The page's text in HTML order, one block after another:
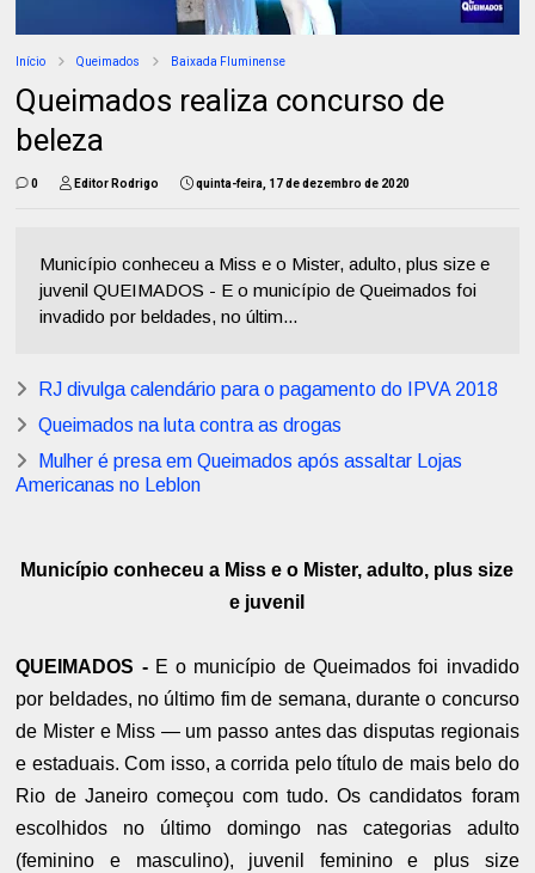
Início Queimados Baixada Fluminense
Queimados realiza concurso de
beleza
0 Editor Rodrigo quinta-feira, 17 de dezembro de 2020
Município conheceu a Miss e o Mister, adulto, plus size e
juvenil QUEIMADOS - E o município de Queimados foi
invadido por beldades, no últim...
RJ divulga calendário para o pagamento do IPVA 2018
Queimados na luta contra as drogas
Mulher é presa em Queimados após assaltar Lojas
Americanas no Leblon
Município conheceu a Miss e o Mister, adulto, plus size
e juvenil
QUEIMADOS - E o município de Queimados foi invadido
por beldades, no último fim de semana, durante o concurso
de Mister e Miss — um passo antes das disputas regionais
e estaduais. Com isso, a corrida pelo título de mais belo do
Rio de Janeiro começou com tudo. Os candidatos foram
escolhidos no último domingo nas categorias adulto
(feminino e masculino), juvenil feminino e plus size